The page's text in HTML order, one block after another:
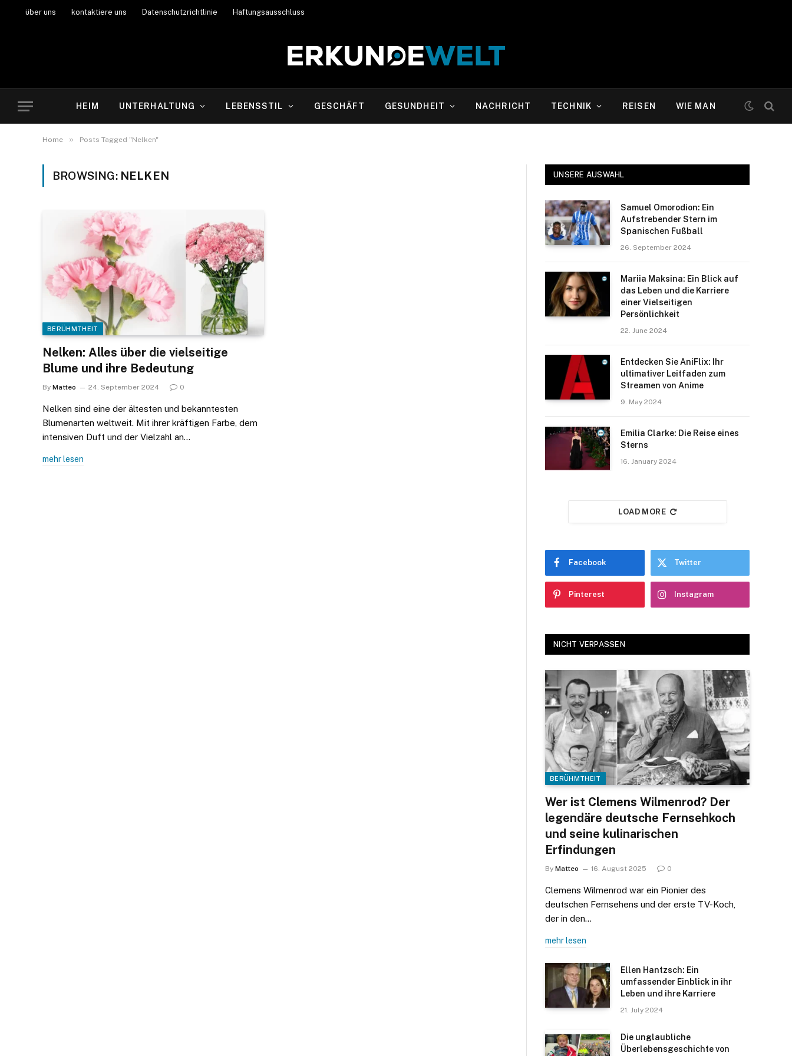
über uns kontaktiere uns Datenschutzrichtlinie Haftungsausschluss
HEIM UNTERHALTUNG LEBENSSTIL GESCHÄFT GESUNDHEIT NACHRICHT TECHNIK REISEN WIE MAN
Home » Posts Tagged "Nelken"
BROWSING: NELKEN
BERÜHMTHEIT
Nelken: Alles über die vielseitige
Blume und ihre Bedeutung
By Matteo 24. September 2024 0
Nelken sind eine der ältesten und bekanntesten
Blumenarten weltweit. Mit ihrer kräftigen Farbe, dem
intensiven Duft und der Vielzahl an…
mehr lesen
UNSERE AUSWAHL
Samuel Omorodion: Ein
Aufstrebender Stern im
Spanischen Fußball
26. September 2024
Mariia Maksina: Ein Blick auf
das Leben und die Karriere
einer Vielseitigen
Persönlichkeit
22. June 2024
Entdecken Sie AniFlix: Ihr
ultimativer Leitfaden zum
Streamen von Anime
9. May 2024
Emilia Clarke: Die Reise eines
Sterns
16. January 2024
LOAD MORE
Facebook Twitter
Pinterest Instagram
NICHT VERPASSEN
BERÜHMTHEIT
Wer ist Clemens Wilmenrod? Der
legendäre deutsche Fernsehkoch
und seine kulinarischen
Erfindungen
By Matteo 16. August 2025 0
Clemens Wilmenrod war ein Pionier des
deutschen Fernsehens und der erste TV-Koch,
der in den…
mehr lesen
Ellen Hantzsch: Ein
umfassender Einblick in ihr
Leben und ihre Karriere
21. July 2024
Die unglaubliche
Überlebensgeschichte von